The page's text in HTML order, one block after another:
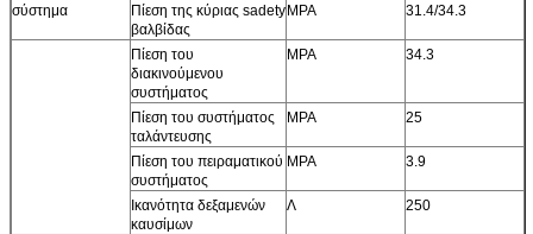
σύστημα
Πίεση της κύριας sadety
βαλβίδας
MPA 31.4/34.3
Πίεση του
διακινούμενου
συστήματος
MPA 34.3
Πίεση του συστήματος
ταλάντευσης
MPA 25
Πίεση του πειραματικού
συστήματος
MPA 3.9
Ικανότητα δεξαμενών
καυσίμων
Λ 250